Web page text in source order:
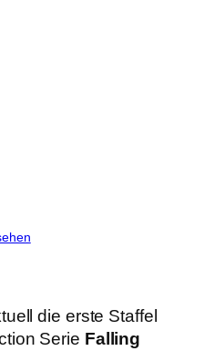
die erste Staffel
Serie Falling